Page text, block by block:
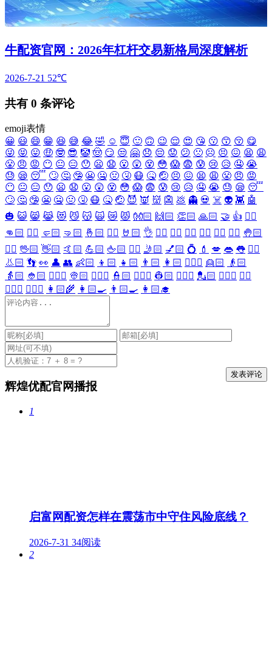
牛配资官网：2026年杠杆交易新格局深度解析
2026-7-21 52℃
共有 0 条评论
emoji表情
😀 😃 😄 😁 😆 😅 😂 🤣 ☺️ 😇 🙂 🙃 😉 😌 😍 😘 😗 😙 😚 😋
😜 😝 😛 🤑 🤓 😎 🤡 🤠 😏 😒 🤗 😞 😔 😟 😕 🙁 ☹️ 😣 😖 😫 😩
😤 😠 😡 😶 😐 😑 😯 😦 😧 😮 😲 😵 😳 😱 😨 😰 😢 😥 🤤 😭
😓 😪 😴 🙄 🤔 🤥 😬 🤐 🤢 🤧 😷 🤒 🤕 😣 😖 😫 😩 😤 😠 😡
😶 😐 😑 😯 😦 😧 😮 😲 😵 😳 😱 😨 😰 😢 😥 🤤 😭 😓 😪 😴
🙄 🤔 🤥 😬 🤐 🤢 🤧 😷 🤒 🤕 😈 👿 👹 👺 💩 👻 💀 ☠️ 👽 👾 🤖
🎃 😺 😸 😹 😻 😼 😽 🙀 😿 😾 👐🏻 🙌🏻 👏🏻 🙏🏻 🤝 👍 👎🏻
👊🏻 ✊🏻 🤛🏻 🤜🏻 🤞🏻 ✌🏻 🤘🏻 👌 👈🏻 👉🏻 👆🏻 👇🏻 ☝🏻 ✋🏻 🤚🏻
🖐🏻 🖖🏻 👋🏻 🤙🏻 💪🏻 🖕🏻 ✍🏻 🤳🏻 💅🏻 💍 💄 💋 👄 👅 👂🏻
👃🏻 👣 👀 👤 👥 👶🏻 👦🏻 👧🏻 👨🏻 👩🏻 👱🏻‍♀️ 👱🏻
👴🏻
👵🏻 👲🏻 👳🏻‍♀️ 👳🏻 👮🏻‍♀️ 👮🏻 👷🏻‍♀️ 👷🏻 💂🏻‍♀️ 💂🏻 🕵🏻‍♀️ 🕵🏻
👩🏻‍⚕️ 👨🏻‍⚕️ 👩🏻‍🌾 👩🏻‍🍳 👨🏻‍🍳 👩🏻‍🎓
辉煌优配官网播报
1
启富网配资怎样在震荡市中守住风险底线？
2026-7-31 34阅读
2